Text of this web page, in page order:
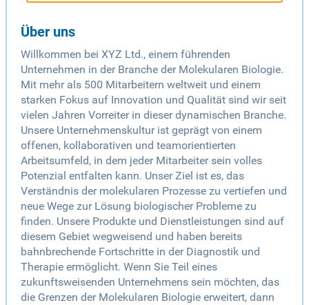
Über uns
Willkommen bei XYZ Ltd., einem führenden
Unternehmen in der Branche der Molekularen Biologie.
Mit mehr als 500 Mitarbeitern weltweit und einem
starken Fokus auf Innovation und Qualität sind wir seit
vielen Jahren Vorreiter in dieser dynamischen Branche.
Unsere Unternehmenskultur ist geprägt von einem
offenen, kollaborativen und teamorientierten
Arbeitsumfeld, in dem jeder Mitarbeiter sein volles
Potenzial entfalten kann. Unser Ziel ist es, das
Verständnis der molekularen Prozesse zu vertiefen und
neue Wege zur Lösung biologischer Probleme zu
finden. Unsere Produkte und Dienstleistungen sind auf
diesem Gebiet wegweisend und haben bereits
bahnbrechende Fortschritte in der Diagnostik und
Therapie ermöglicht. Wenn Sie Teil eines
zukunftsweisenden Unternehmens sein möchten, das
die Grenzen der Molekularen Biologie erweitert, dann